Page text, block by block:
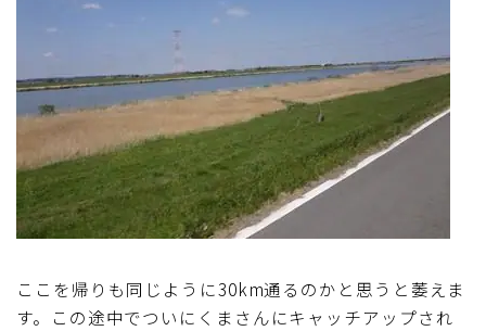
ここを帰りも同じように30km通るのかと思うと萎えま
す。この途中でついにくまさんにキャッチアップされ